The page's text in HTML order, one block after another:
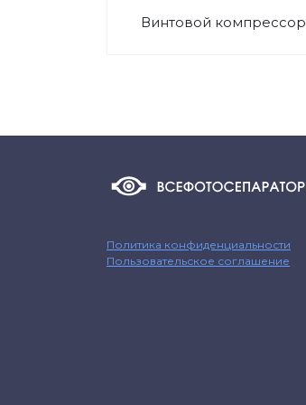
Винтовой компрессор
Политика конфиденциальности
Пользовательское соглашение